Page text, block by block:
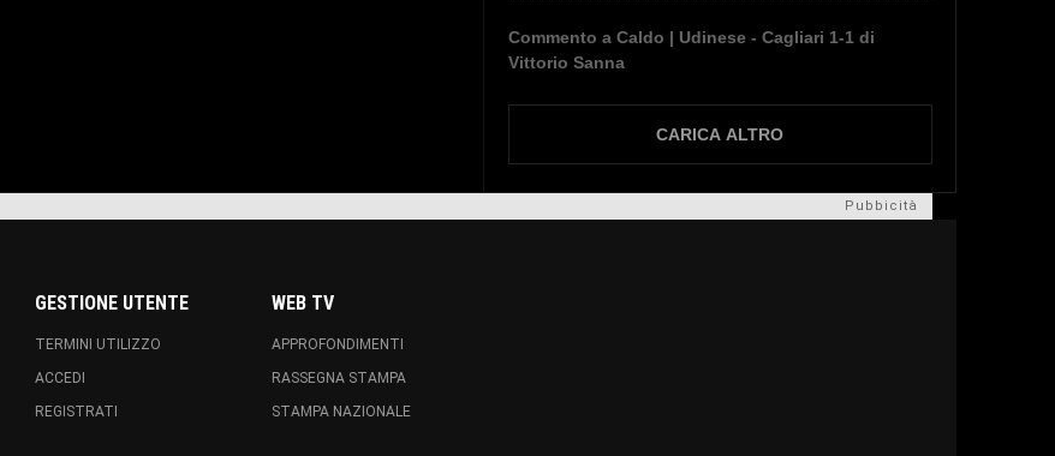
Commento a Caldo | Udinese - Cagliari 1-1 di
Vittorio Sanna
CARICA ALTRO
Pubbicità
GESTIONE UTENTE
TERMINI UTILIZZO
ACCEDI
REGISTRATI
WEB TV
APPROFONDIMENTI
RASSEGNA STAMPA
STAMPA NAZIONALE